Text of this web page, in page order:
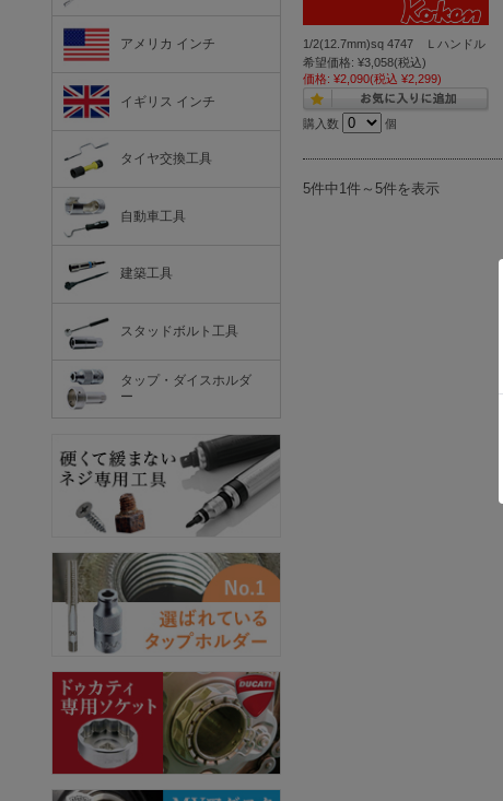
1/2(12.7mm)sq 4747 Ｌハンドル
希望価格: ¥3,058(税込)
価格: ¥2,090(税込 ¥2,299)
購入数 個
5件中1件～5件を表示
アメリカ インチ
イギリス インチ
タイヤ交換工具
自動車工具
建築工具
スタッドボルト工具
タップ・ダイスホルダ
ー